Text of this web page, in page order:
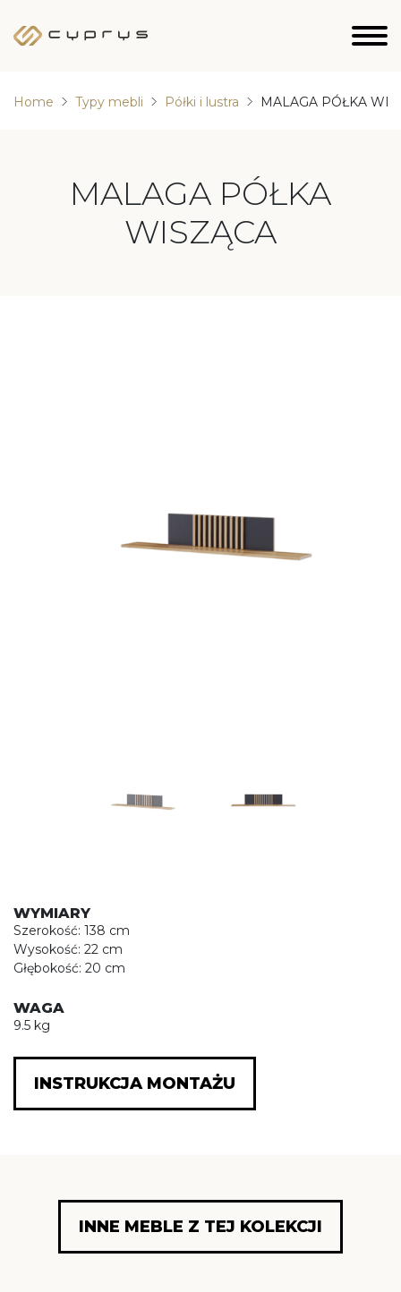
Home Typy mebli Półki i lustra MALAGA PÓŁKA
MALAGA PÓŁKA
WISZĄCA
WYMIARY
Szerokość: 138 cm
Wysokość: 22 cm
Głębokość: 20 cm
WAGA
9.5 kg
INSTRUKCJA MONTAŻU
INNE MEBLE Z TEJ KOLEKCJI